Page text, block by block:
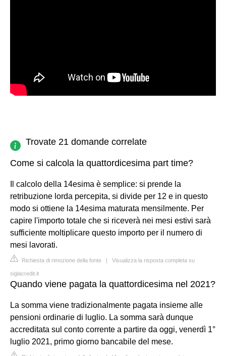
Trovate 21 domande correlate
Come si calcola la quattordicesima part time?
Il calcolo della 14esima è semplice: si prende la
retribuzione lorda percepita, si divide per 12 e in questo
modo si ottiene la 14esima maturata mensilmente. Per
capire l'importo totale che si riceverà nei mesi estivi sarà
sufficiente moltiplicare questo importo per il numero di
mesi lavorati.
Richiesta di rimozione della fonte | Visualizza la risposta completa su
siglacredit.it
Quando viene pagata la quattordicesima nel 2021?
La somma viene tradizionalmente pagata insieme alle
pensioni ordinarie di luglio. La somma sarà dunque
accreditata sul conto corrente a partire da oggi, venerdì 1°
luglio 2021, primo giorno bancabile del mese.